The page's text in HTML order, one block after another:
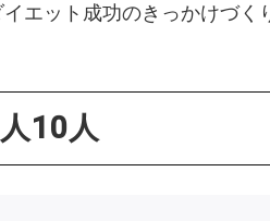
エット成功のきっかけづく
10人